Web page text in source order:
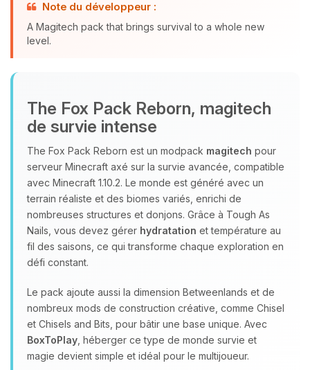
Note du développeur :
A Magitech pack that brings survival to a whole new
level.
The Fox Pack Reborn, magitech
de survie intense
The Fox Pack Reborn est un modpack magitech pour
serveur Minecraft axé sur la survie avancée, compatible
avec Minecraft 1.10.2. Le monde est généré avec un
terrain réaliste et des biomes variés, enrichi de
nombreuses structures et donjons. Grâce à Tough As
Nails, vous devez gérer hydratation et température au
fil des saisons, ce qui transforme chaque exploration en
défi constant.
Le pack ajoute aussi la dimension Betweenlands et de
nombreux mods de construction créative, comme Chisel
et Chisels and Bits, pour bâtir une base unique. Avec
BoxToPlay , héberger ce type de monde survie et
magie devient simple et idéal pour le multijoueur.
petits circuits pour t’aider.
08/08/2026 à 16:23